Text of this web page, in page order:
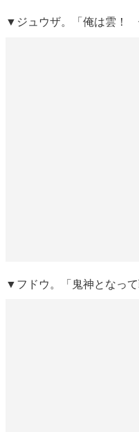
▼ジュウザ。「俺は雲！
▼フドウ。「鬼神となって